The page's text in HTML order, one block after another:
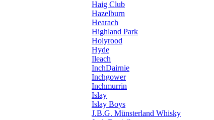
Haig Club
Hazelburn
Hearach
Highland Park
Holyrood
Hyde
Ileach
InchDairnie
Inchgower
Inchmurrin
Islay
Islay Boys
J.B.G. Münsterland Whisky